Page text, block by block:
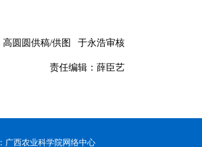
圆圆供稿/供图 于永浩审核
责任编辑：薛臣艺
广西农业科学院网络中心